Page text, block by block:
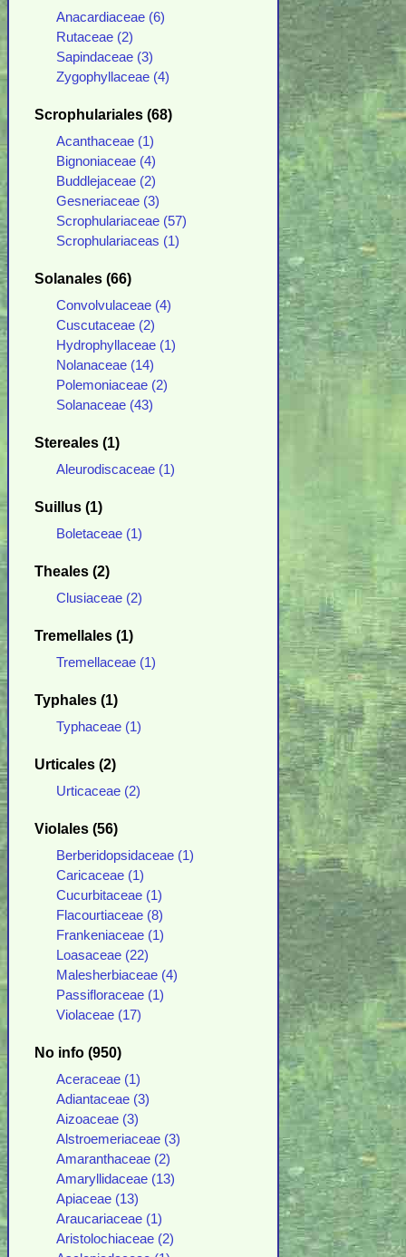
Anacardiaceae (6)
Rutaceae (2)
Sapindaceae (3)
Zygophyllaceae (4)
Scrophulariales (68)
Acanthaceae (1)
Bignoniaceae (4)
Buddlejaceae (2)
Gesneriaceae (3)
Scrophulariaceae (57)
Scrophulariaceas (1)
Solanales (66)
Convolvulaceae (4)
Cuscutaceae (2)
Hydrophyllaceae (1)
Nolanaceae (14)
Polemoniaceae (2)
Solanaceae (43)
Stereales (1)
Aleurodiscaceae (1)
Suillus (1)
Boletaceae (1)
Theales (2)
Clusiaceae (2)
Tremellales (1)
Tremellaceae (1)
Typhales (1)
Typhaceae (1)
Urticales (2)
Urticaceae (2)
Violales (56)
Berberidopsidaceae (1)
Caricaceae (1)
Cucurbitaceae (1)
Flacourtiaceae (8)
Frankeniaceae (1)
Loasaceae (22)
Malesherbiaceae (4)
Passifloraceae (1)
Violaceae (17)
No info (950)
Aceraceae (1)
Adiantaceae (3)
Aizoaceae (3)
Alstroemeriaceae (3)
Amaranthaceae (2)
Amaryllidaceae (13)
Apiaceae (13)
Araucariaceae (1)
Aristolochiaceae (2)